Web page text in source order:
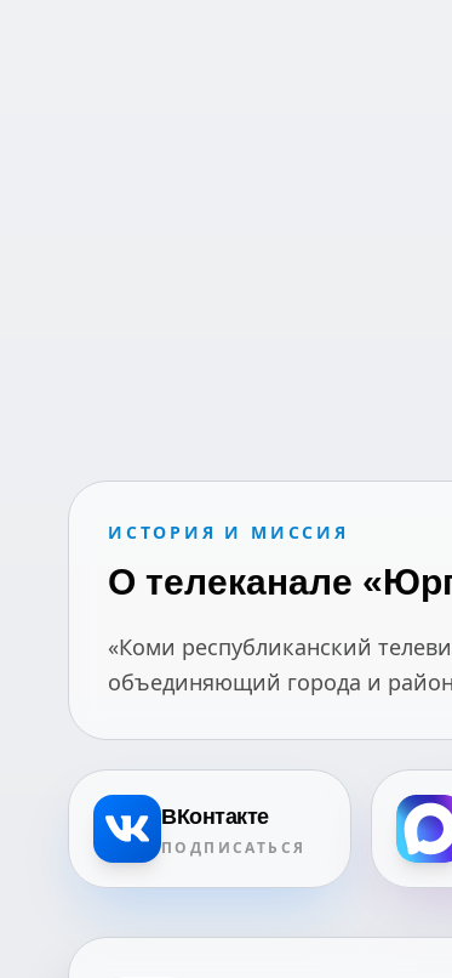
ИСТОРИЯ И МИССИЯ
О телеканале
«Коми республиканский
объединяющий города и
ВКонтакте
ПОДПИСАТЬСЯ